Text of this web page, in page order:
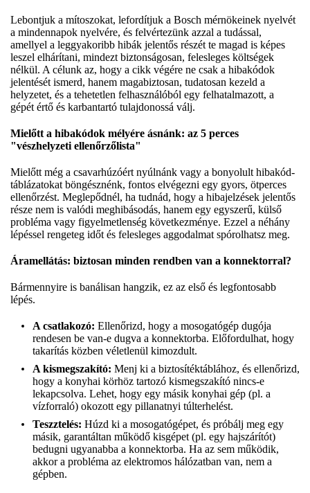
Lebontjuk a mítoszokat, lefordítjuk a Bosch mérnökeinek nyelvét
a mindennapok nyelvére, és felvértezünk azzal a tudással,
amellyel a leggyakoribb hibák jelentős részét te magad is képes
leszel elhárítani, mindezt biztonságosan, felesleges költségek
nélkül. A célunk az, hogy a cikk végére ne csak a hibakódok
jelentését ismerd, hanem magabiztosan, tudatosan kezeld a
helyzetet, és a tehetetlen felhasználóból egy felhatalmazott, a
gépét értő és karbantartó tulajdonossá válj.
Mielőtt a hibakódok mélyére ásnánk: az 5 perces
"vészhelyzeti ellenőrzőlista"
Mielőtt még a csavarhúzóért nyúlnánk vagy a bonyolult hibakód-
táblázatokat böngésznénk, fontos elvégezni egy gyors, ötperces
ellenőrzést. Meglepődnél, ha tudnád, hogy a hibajelzések jelentős
része nem is valódi meghibásodás, hanem egy egyszerű, külső
probléma vagy figyelmetlenség következménye. Ezzel a néhány
lépéssel rengeteg időt és felesleges aggodalmat spórolhatsz meg.
Áramellátás: biztosan minden rendben van a konnektorral?
Bármennyire is banálisan hangzik, ez az első és legfontosabb
lépés.
A csatlakozó: Ellenőrizd, hogy a mosogatógép dugója
rendesen be van-e dugva a konnektorba. Előfordulhat, hogy
takarítás közben véletlenül kimozdult.
A kismegszakító: Menj ki a biztosítéktáblához, és ellenőrizd,
hogy a konyhai körhöz tartozó kismegszakító nincs-e
lekapcsolva. Lehet, hogy egy másik konyhai gép (pl. a
vízforraló) okozott egy pillanatnyi túlterhelést.
Teszztelés: Húzd ki a mosogatógépet, és próbálj meg egy
másik, garantáltan működő kisgépet (pl. egy hajszárítót)
bedugni ugyanabba a konnektorba. Ha az sem működik,
akkor a probléma az elektromos hálózatban van, nem a
gépben.